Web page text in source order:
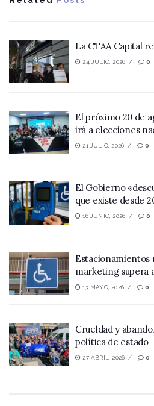
La CTAA Capital
24 JULIO, 2026 0
El próximo 20 de
irá a elecciones
21 JULIO, 2026 0
El Gobierno
que existe desde
16 JUNIO, 2026 0
Estacionamientos
marketing supera
13 MAYO, 2026 0
Crueldad y
política de estado
27 ABRIL, 2026 0